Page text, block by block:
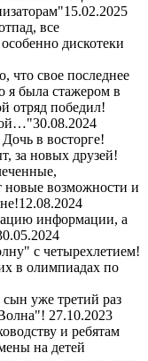
15.02.2025
все
дискотеки
что свое последнее
я была стажером в
отряд победил!
30.08.2024
в восторге!
за новых друзей!
новые возможности и
12.08.2024
информации, а
с четырехлетием!
в олимпиадах по
уже третий раз
27.10.2023
и ребятам
на детей